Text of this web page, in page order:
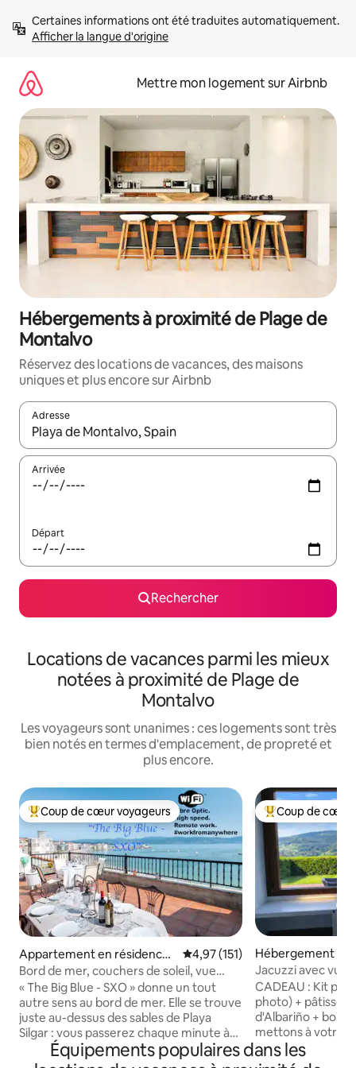
directement
Afficher la langue d'origine
Mettre mon logement sur Airbnb
Hébergements à proximité de Plage de
Montalvo
Réservez des locations de vacances, des maisons
uniques et plus encore sur Airbnb
Adresse
Lorsque les résultats s'affichent, utilisez les flèches vers le
Arrivée
Départ
Rechercher
Locations de vacances parmi les mieux
notées à proximité de Plage de
Montalvo
Les voyageurs sont unanimes : ces logements sont très
bien notés en termes d'emplacement, de propreté et
plus encore.
Coups de cœur voyageurs les plus appréciés
Coup de cœur voyageurs
Appartement en résidence ⋅
Sanxenxo
Évaluation moyenne sur la
4,97 (151)
Bord de mer, couchers de soleil, vue
imprenable et décoration
« The Big Blue - SXO » donne un tout
autre sens au bord de mer. Elle se trouve
juste au-dessus des sables de Playa
Silgar : vous passerez chaque minute à
profiter du paysage. Les matinées
commencent avec une tasse de café sur
Coups de cœur
Coup de cœur
Hébergement ⋅
Jacuzzi avec vue
nature à Vigo
CADEAU : Kit
photo) +
d'Albariño + bois
mettons à votre
de maison
C'est une maison
Équipements populaires dans les